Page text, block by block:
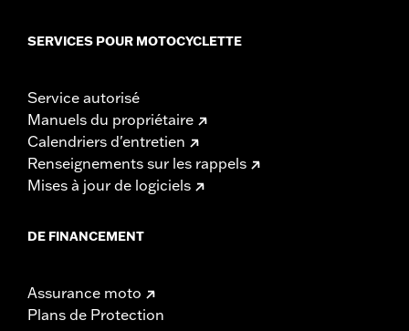
SERVICES POUR MOTOCYCLETTE
Service autorisé
Manuels du propriétaire
Calendriers d'entretien
Renseignements sur les rappels
Mises à jour de logiciels
DE FINANCEMENT
Assurance moto
Plans de Protection